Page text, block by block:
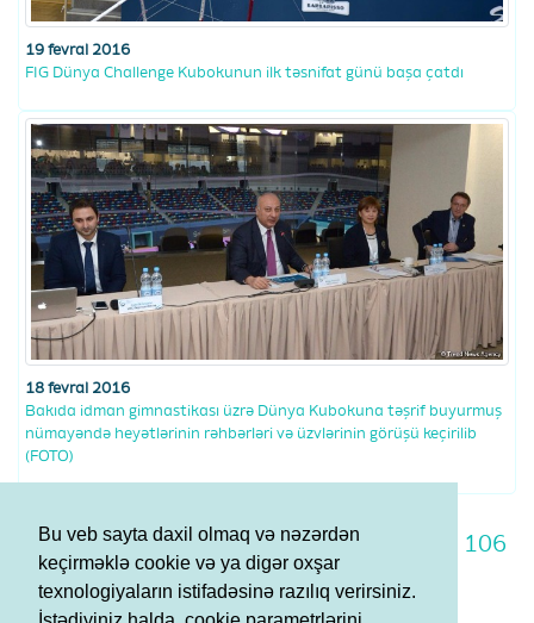
Bu veb sayta daxil olmaq və nəzərdən
keçirməklə cookie və ya digər oxşar
texnologiyaların istifadəsinə razılıq verirsiniz.
19 fevral 2016
FIG Dünya Challenge Kubokunun ilk təsnifat günü başa çatdı
18 fevral 2016
Bakıda idman gimnastikası üzrə Dünya Kubokuna təşrif buyurmuş
nümayəndə heyətlərinin rəhbərləri və üzvlərinin görüşü keçirilib
(FOTO)
99 100 101 102 103 104
106
107 108 109